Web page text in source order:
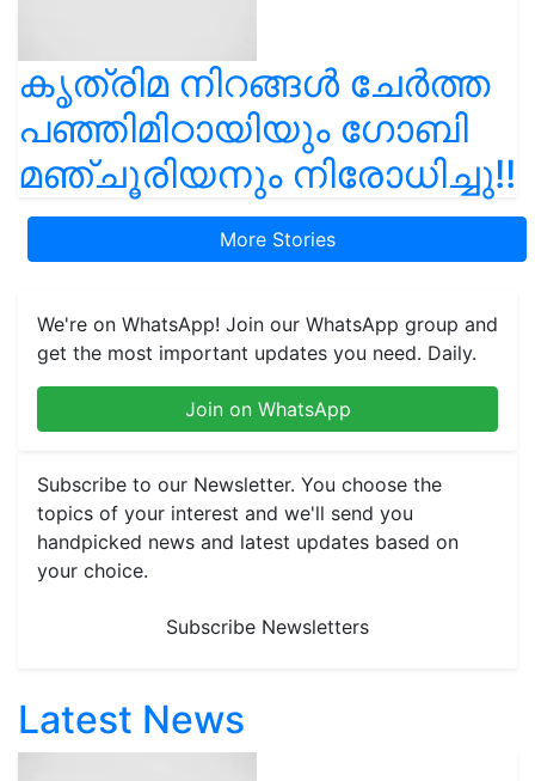
കൃത്രിമ നിറങ്ങൾ ചേർത്ത
പഞ്ഞിമിഠായിയും ഗോബി
മഞ്ചൂരിയനും നിരോധിച്ചു!!
More Stories
We're on WhatsApp! Join our WhatsApp group and
get the most important updates you need. Daily.
Join on WhatsApp
Subscribe to our Newsletter. You choose the
topics of your interest and we'll send you
handpicked news and latest updates based on
your choice.
Subscribe Newsletters
Latest News